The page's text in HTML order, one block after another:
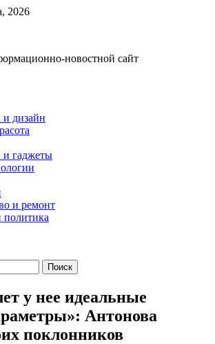
2026
новостной сайт
и дизайн
гаджеты
и ремонт
у нее идеальные
Антонова
поклонников